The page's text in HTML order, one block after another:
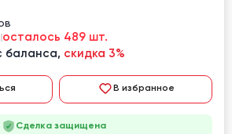
осталось 489 шт.
баланса, скидка 3%
В избранное
Сделка защищена